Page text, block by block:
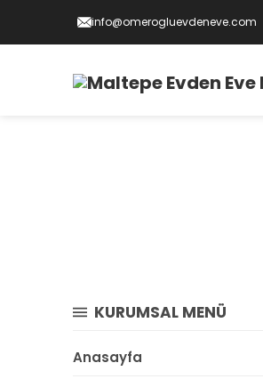
info@omerogluevdeneve.com
KURUMSAL MENÜ
Anasayfa